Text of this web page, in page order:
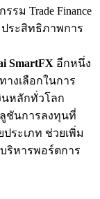
รม Trade Finance
ระสิทธิภาพการ
SmartFX อีกหนึ่ง
างเลือกในการ
นหลักทั่วโลก
ชันการลงทุนที่
ระเภท ช่วยเพิ่ม
ริหารพอร์ตการ